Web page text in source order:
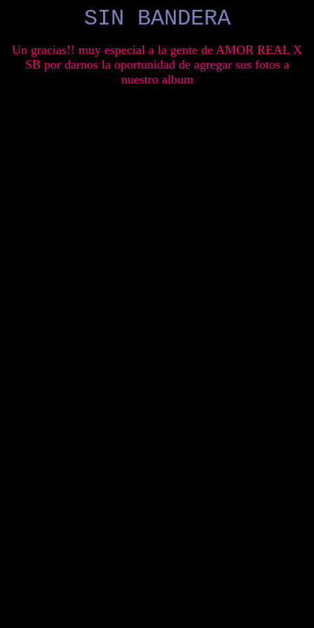
SIN BANDERA
Un gracias!! muy especial a la gente de AMOR REAL X
SB por darnos la oportunidad de agregar sus fotos a
nuestro album